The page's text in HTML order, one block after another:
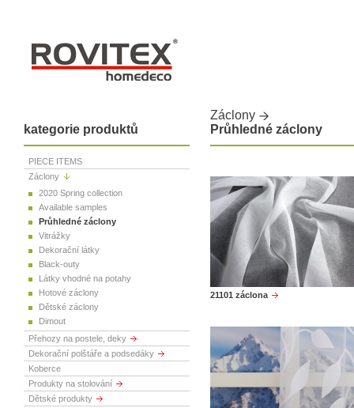
kategorie produktů
PIECE ITEMS
Záclony
2020 Spring collection
Available samples
Průhledné záclony
Vitrážky
Dekorační látky
Black-outy
Látky vhodné na potahy
Hotové záclony
Dětské záclony
Dimout
Přehozy na postele, deky
Dekorační polštáře a podsedáky
Koberce
Produkty na stolování
Dětské produkty
Záclony
Průhledné záclony
21101 záclona